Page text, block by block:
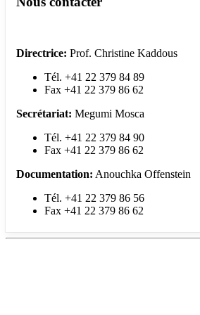
Directrice: Prof. Christine Kaddous
Tél. +41 22 379 84 89
Fax +41 22 379 86 62
Secrétariat: Megumi Mosca
Tél. +41 22 379 84 90
Fax +41 22 379 86 62
Documentation: Anouchka Offenstein
Tél. +41 22 379 86 56
Fax +41 22 379 86 62